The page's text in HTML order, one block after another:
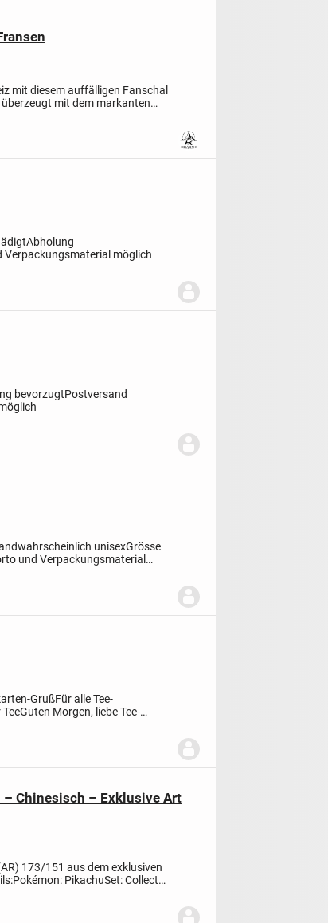
mit diesem auffälligen Fanschal
überzeugt mit dem markanten
Kreuzen...
Abholung
möglich
bevorzugtPostversand
wahrscheinlich unisexGrösse
und Verpackungsmaterial
GrußFür alle Tee-
Guten Morgen, liebe Tee-
Chinesisch – Exklusive Art
173/151 aus dem exklusiven
Pokémon: PikachuSet: Collect